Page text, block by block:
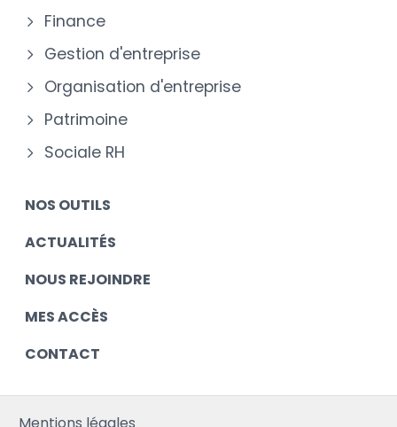
Finance
Gestion d'entreprise
Organisation d'entreprise
Patrimoine
Sociale RH
NOS OUTILS
ACTUALITÉS
NOUS REJOINDRE
MES ACCÈS
CONTACT
Mentions légales